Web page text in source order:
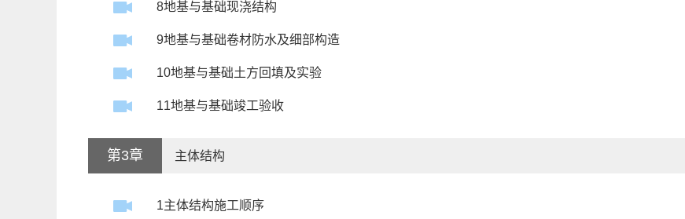
8地基与基础现浇结构
9地基与基础卷材防水及细部构造
10地基与基础土方回填及实验
11地基与基础竣工验收
第3章 主体结构
1主体结构施工顺序